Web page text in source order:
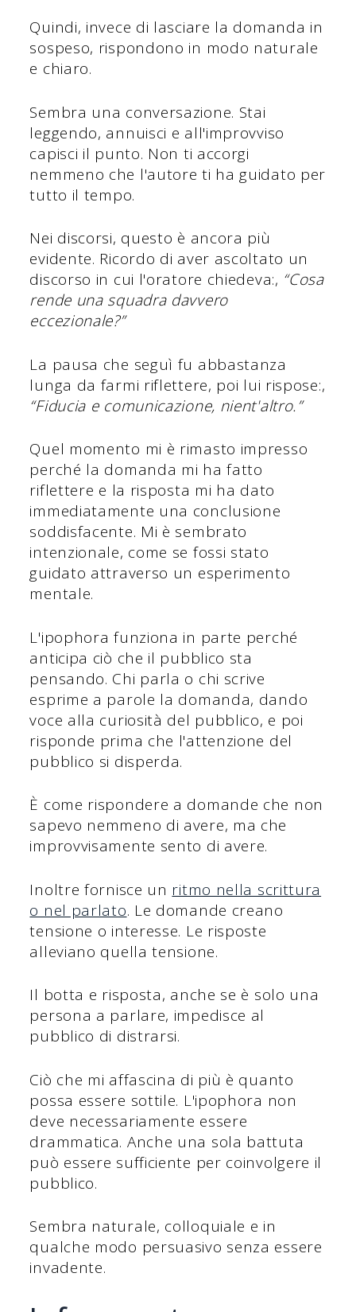
Quindi, invece di lasciare la domanda in
sospeso, rispondono in modo naturale
e chiaro.
Sembra una conversazione. Stai
leggendo, annuisci e all'improvviso
capisci il punto. Non ti accorgi
nemmeno che l'autore ti ha guidato per
tutto il tempo.
Nei discorsi, questo è ancora più
evidente. Ricordo di aver ascoltato un
discorso in cui l'oratore chiedeva:, “Cosa
rende una squadra davvero
eccezionale?”
La pausa che seguì fu abbastanza
lunga da farmi riflettere, poi lui rispose:,
“Fiducia e comunicazione, nient'altro.”
Quel momento mi è rimasto impresso
perché la domanda mi ha fatto
riflettere e la risposta mi ha dato
immediatamente una conclusione
soddisfacente. Mi è sembrato
intenzionale, come se fossi stato
guidato attraverso un esperimento
mentale.
L'ipophora funziona in parte perché
anticipa ciò che il pubblico sta
pensando. Chi parla o chi scrive
esprime a parole la domanda, dando
voce alla curiosità del pubblico, e poi
risponde prima che l'attenzione del
pubblico si disperda.
È come rispondere a domande che non
sapevo nemmeno di avere, ma che
improvvisamente sento di avere.
Inoltre fornisce un ritmo nella scrittura
o nel parlato. Le domande creano
tensione o interesse. Le risposte
alleviano quella tensione.
Il botta e risposta, anche se è solo una
persona a parlare, impedisce al
pubblico di distrarsi.
Ciò che mi affascina di più è quanto
possa essere sottile. L'ipophora non
deve necessariamente essere
drammatica. Anche una sola battuta
può essere sufficiente per coinvolgere il
pubblico.
Sembra naturale, colloquiale e in
qualche modo persuasivo senza essere
invadente.